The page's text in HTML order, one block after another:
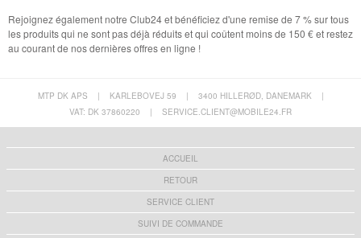
Rejoignez également notre Club24 et bénéficiez d'une remise de 7 % sur tous
les produits qui ne sont pas déjà réduits et qui coûtent moins de 150 € et restez
au courant de nos dernières offres en ligne !
MTP DK APS | KARLEBOVEJ 59 | 3400 HILLERØD, DANEMARK
|
VAT: DK 37860220
| SERVICE.CLIENT@MOBILE24.FR
ACCUEIL
RETOUR
SERVICE CLIENT
SUIVI DE COMMANDE